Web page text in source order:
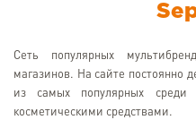
Сеть популярных
магазинов. На сайте постоянно
из самых популярных среди
косметическими средствами.